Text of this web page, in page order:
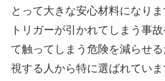
とって大きな安心材料になり
トリガーが引かれてしまう事
て触ってしまう危険を減らせ
視する人から特に選ばれてい